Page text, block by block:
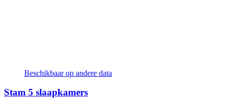
Beschikbaar op andere data
Stam 5 slaapkamers